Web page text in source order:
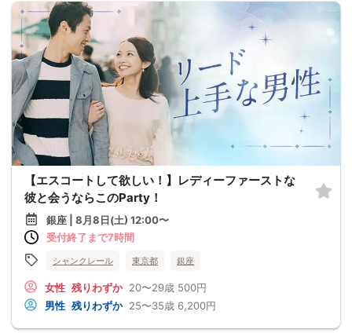
【エスコートして欲しい！】レディーファーストな
彼と会うならこのParty！
銀座 | 8月8日(土) 12:00〜
受付終了まで7時間
シャンクレール 東京都 銀座
女性 残りわずか 20〜29歳 500円
男性 残りわずか 25〜35歳 6,200円